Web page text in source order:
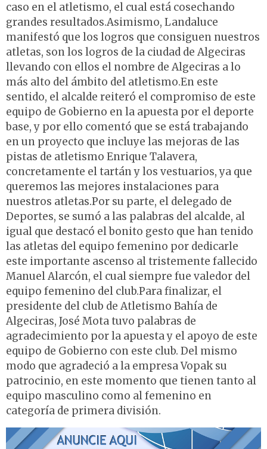
caso en el atletismo, el cual está cosechando
grandes resultados.Asimismo, Landaluce
manifestó que los logros que consiguen nuestros
atletas, son los logros de la ciudad de Algeciras
llevando con ellos el nombre de Algeciras a lo
más alto del ámbito del atletismo.En este
sentido, el alcalde reiteró el compromiso de este
equipo de Gobierno en la apuesta por el deporte
base, y por ello comentó que se está trabajando
en un proyecto que incluye las mejoras de las
pistas de atletismo Enrique Talavera,
concretamente el tartán y los vestuarios, ya que
queremos las mejores instalaciones para
nuestros atletas.Por su parte, el delegado de
Deportes, se sumó a las palabras del alcalde, al
igual que destacó el bonito gesto que han tenido
las atletas del equipo femenino por dedicarle
este importante ascenso al tristemente fallecido
Manuel Alarcón, el cual siempre fue valedor del
equipo femenino del club.Para finalizar, el
presidente del club de Atletismo Bahía de
Algeciras, José Mota tuvo palabras de
agradecimiento por la apuesta y el apoyo de este
equipo de Gobierno con este club. Del mismo
modo que agradeció a la empresa Vopak su
patrocinio, en este momento que tienen tanto al
equipo masculino como al femenino en
categoría de primera división.